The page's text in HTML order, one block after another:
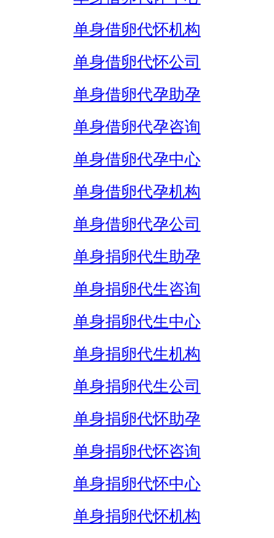
单身借卵代怀机构
单身借卵代怀公司
单身借卵代孕助孕
单身借卵代孕咨询
单身借卵代孕中心
单身借卵代孕机构
单身借卵代孕公司
单身捐卵代生助孕
单身捐卵代生咨询
单身捐卵代生中心
单身捐卵代生机构
单身捐卵代生公司
单身捐卵代怀助孕
单身捐卵代怀咨询
单身捐卵代怀中心
单身捐卵代怀机构